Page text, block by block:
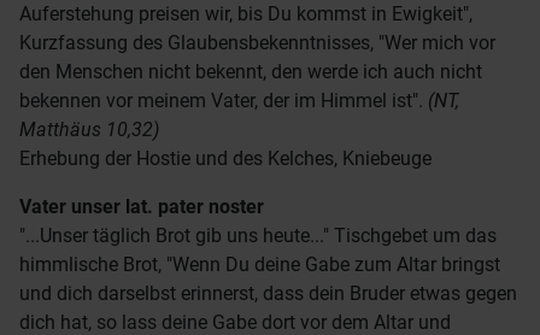
Auferstehung preisen wir, bis Du kommst in Ewigkeit",
Kurzfassung des Glaubensbekenntnisses, "Wer mich vor
den Menschen nicht bekennt, den werde ich auch nicht
bekennen vor meinem Vater, der im Himmel ist". (NT,
Matthäus 10,32)
Erhebung der Hostie und des Kelches, Kniebeuge
Vater unser lat. pater noster
"...Unser täglich Brot gib uns heute..." Tischgebet um das
himmlische Brot, "Wenn Du deine Gabe zum Altar bringst
und dich darselbst erinnerst, dass dein Bruder etwas gegen
dich hat, so lass deine Gabe dort vor dem Altar und